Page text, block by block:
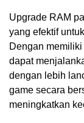
Upgrade RAM
yang efektif
Dengan
dapat
dengan lebih
game secara
meningkatkan